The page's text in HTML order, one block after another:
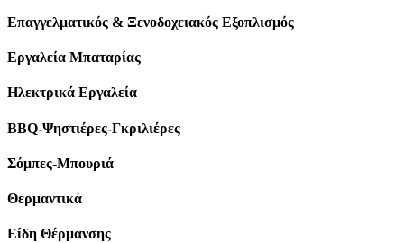
Επαγγελματικός & Ξενοδοχειακός Εξοπλισμός
Εργαλεία Μπαταρίας
Ηλεκτρικά Εργαλεία
BBQ-Ψηστιέρες-Γκριλιέρες
Σόμπες-Μπουριά
Θερμαντικά
Είδη Θέρμανσης